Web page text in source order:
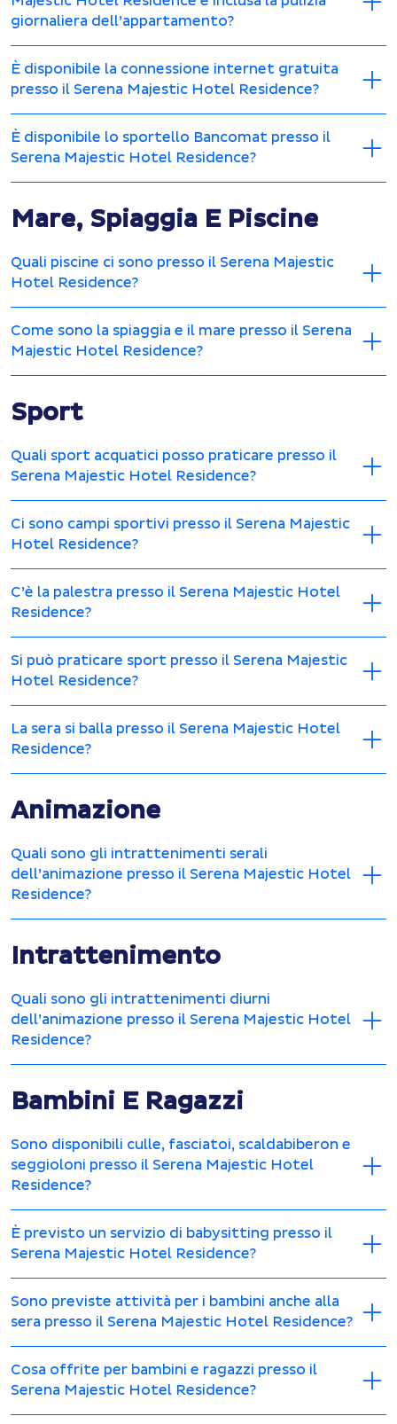
giornaliera dell’appartamento?
È disponibile la connessione internet gratuita
presso il Serena Majestic Hotel Residence?
È disponibile lo sportello Bancomat presso il
Serena Majestic Hotel Residence?
Mare, Spiaggia E Piscine
Quali piscine ci sono presso il Serena Majestic
Hotel Residence?
Come sono la spiaggia e il mare presso il Serena
Majestic Hotel Residence?
Sport
Quali sport acquatici posso praticare presso il
Serena Majestic Hotel Residence?
Ci sono campi sportivi presso il Serena Majestic
Hotel Residence?
C’è la palestra presso il Serena Majestic Hotel
Residence?
Si può praticare sport presso il Serena Majestic
Hotel Residence?
La sera si balla presso il Serena Majestic Hotel
Residence?
Animazione
Quali sono gli intrattenimenti serali
dell’animazione presso il Serena Majestic Hotel
Residence?
Intrattenimento
Quali sono gli intrattenimenti diurni
dell’animazione presso il Serena Majestic Hotel
Residence?
Bambini E Ragazzi
Sono disponibili culle, fasciatoi, scaldabiberon e
seggioloni presso il Serena Majestic Hotel
Residence?
È previsto un servizio di babysitting presso il
Serena Majestic Hotel Residence?
Sono previste attività per i bambini anche alla
sera presso il Serena Majestic Hotel Residence?
Cosa offrite per bambini e ragazzi presso il
Serena Majestic Hotel Residence?